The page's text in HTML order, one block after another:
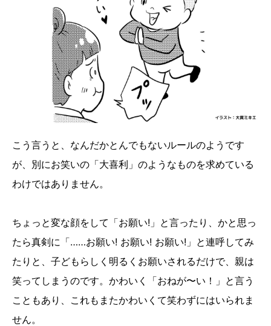
こう言うと、なんだかとんでもないルールのようです
が、別にお笑いの「大喜利」のようなものを求めている
わけではありません。
ちょっと変な顔をして「お願い!」と言ったり、かと思っ
たら真剣に「……お願い! お願い! お願い!」と連呼してみ
たりと、子どもらしく明るくお願いされるだけで、親は
笑ってしまうのです。かわいく「おねが〜い！」と言う
こともあり、これもまたかわいくて笑わずにはいられま
せん。